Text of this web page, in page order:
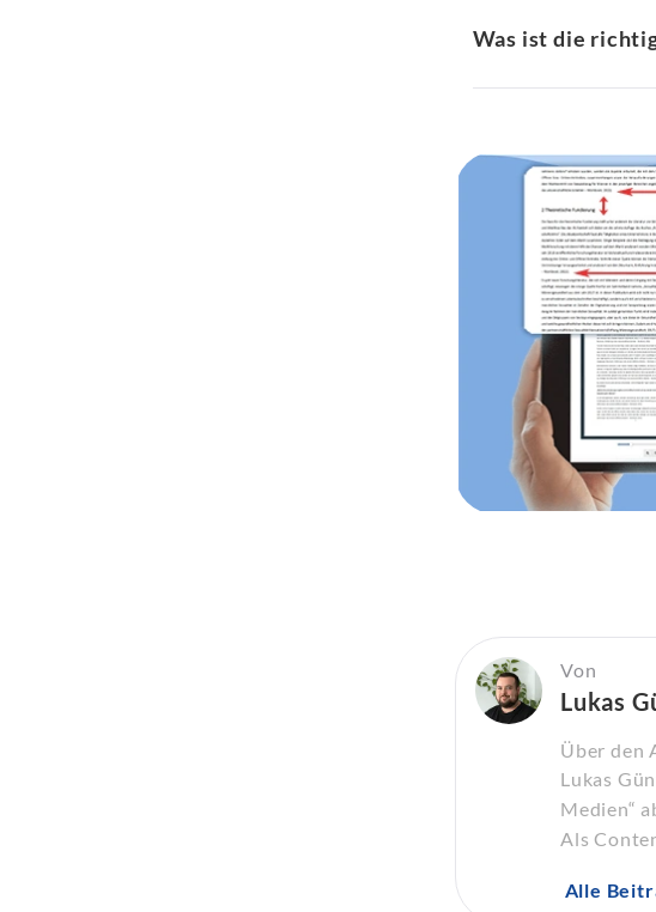
Was ist die
Von
Lukas
Über den
Lukas
Medien“
Als
Alle